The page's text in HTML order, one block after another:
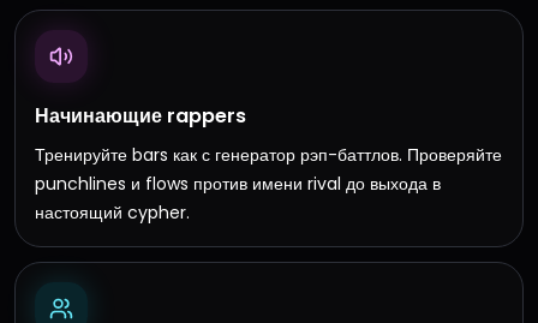
Начинающие rappers
Тренируйте bars как с генератор рэп-баттлов. Проверяйте
punchlines и flows против имени rival до выхода в
настоящий cypher.